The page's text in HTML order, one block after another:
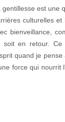
gentillesse est une
culturelles
bienveillance,
soit en retour. Ce
quand je
force qui